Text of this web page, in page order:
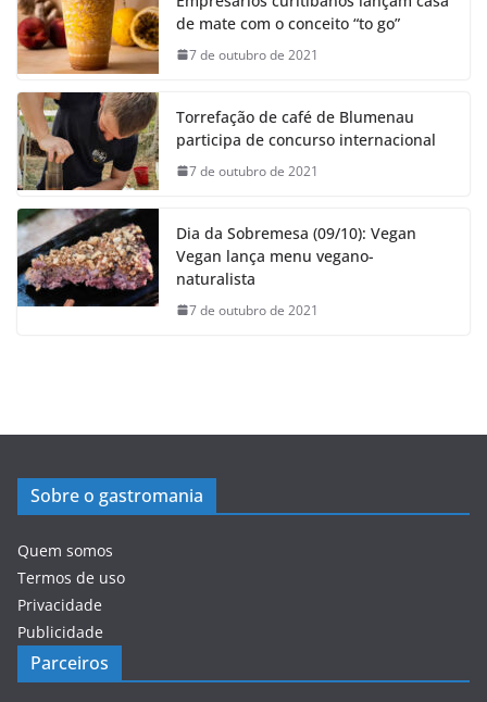
de mate com o conceito “to go”
7 de outubro de 2021
Torrefação de café de Blumenau
participa de concurso internacional
7 de outubro de 2021
Dia da Sobremesa (09/10): Vegan
Vegan lança menu vegano-
naturalista
7 de outubro de 2021
Sobre o gastromania
Quem somos
Termos de uso
Privacidade
Publicidade
Parceiros